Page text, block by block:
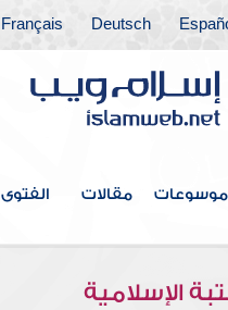
Deutsch
Français
موسوعات مقالات الفتوى
الإسلامية
في أحكام التكليف
في اللغات
الكتاب
والخبر
تعريف السنة والخبر